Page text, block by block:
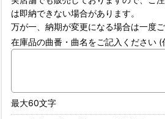
は即納できない場合があります。
万が一、納期が変更になる場合は一度ご
在庫品の曲番・曲名をご記入ください (
最大60文字